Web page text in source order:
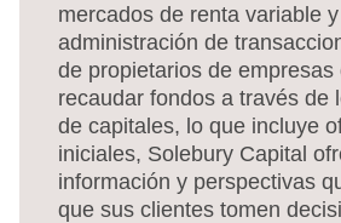
mercados de renta variable
administración de
de propietarios de empresas
recaudar fondos a través de
de capitales, lo que incluye
iniciales, Solebury Capital
información y perspectivas
que sus clientes tomen